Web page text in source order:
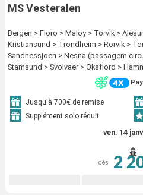
MS Vesteralen
Bergen > Floro > Maloy > Torvik >
Kristiansund > Trondheim > Rorvik >
Sandnessjoen > Nesna (passagem
Stamsund > Svolvaer > Oksfjord >
Honningsvag > Kjollefjord > Mehamn >
sortland > Risoyhamn > Harstad >
> Batsfjord > Vardo > Vadso >
Havoysund > Honningsvag >
Kristiansund > Mehamn > Kjollefjord >
Hammerfest > Oksfjord > Skjervoy >
> Kirkenes > Berlevag > Trondheim >
sortland > Stokmarknes > Svolvaer >
Honningsvag > Havoysund >
Jusqu'à 700€ de remise
Supplément solo réduit
ven. 14
dès 2